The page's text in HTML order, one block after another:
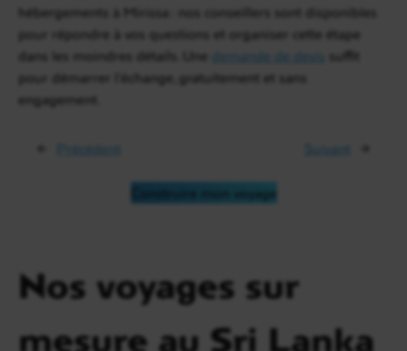
hébergements à Mirissa : nos conseillers sont disponibles
pour répondre à vos questions et organiser cette étape
dans les moindres détails. Une
demande de devis
suffit
pour démarrer l’échange, gratuitement et sans
engagement.
← Suivant →
Construire mon voyage
Nos voyages sur
mesure au Sri Lanka